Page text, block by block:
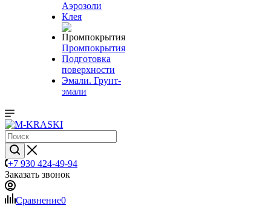
Аэрозоли
Клея
Промпокрытия
Подготовка
поверхности
Эмали. Грунт-
эмали
+7 930 424-49-94
Заказать звонок
Сравнение0